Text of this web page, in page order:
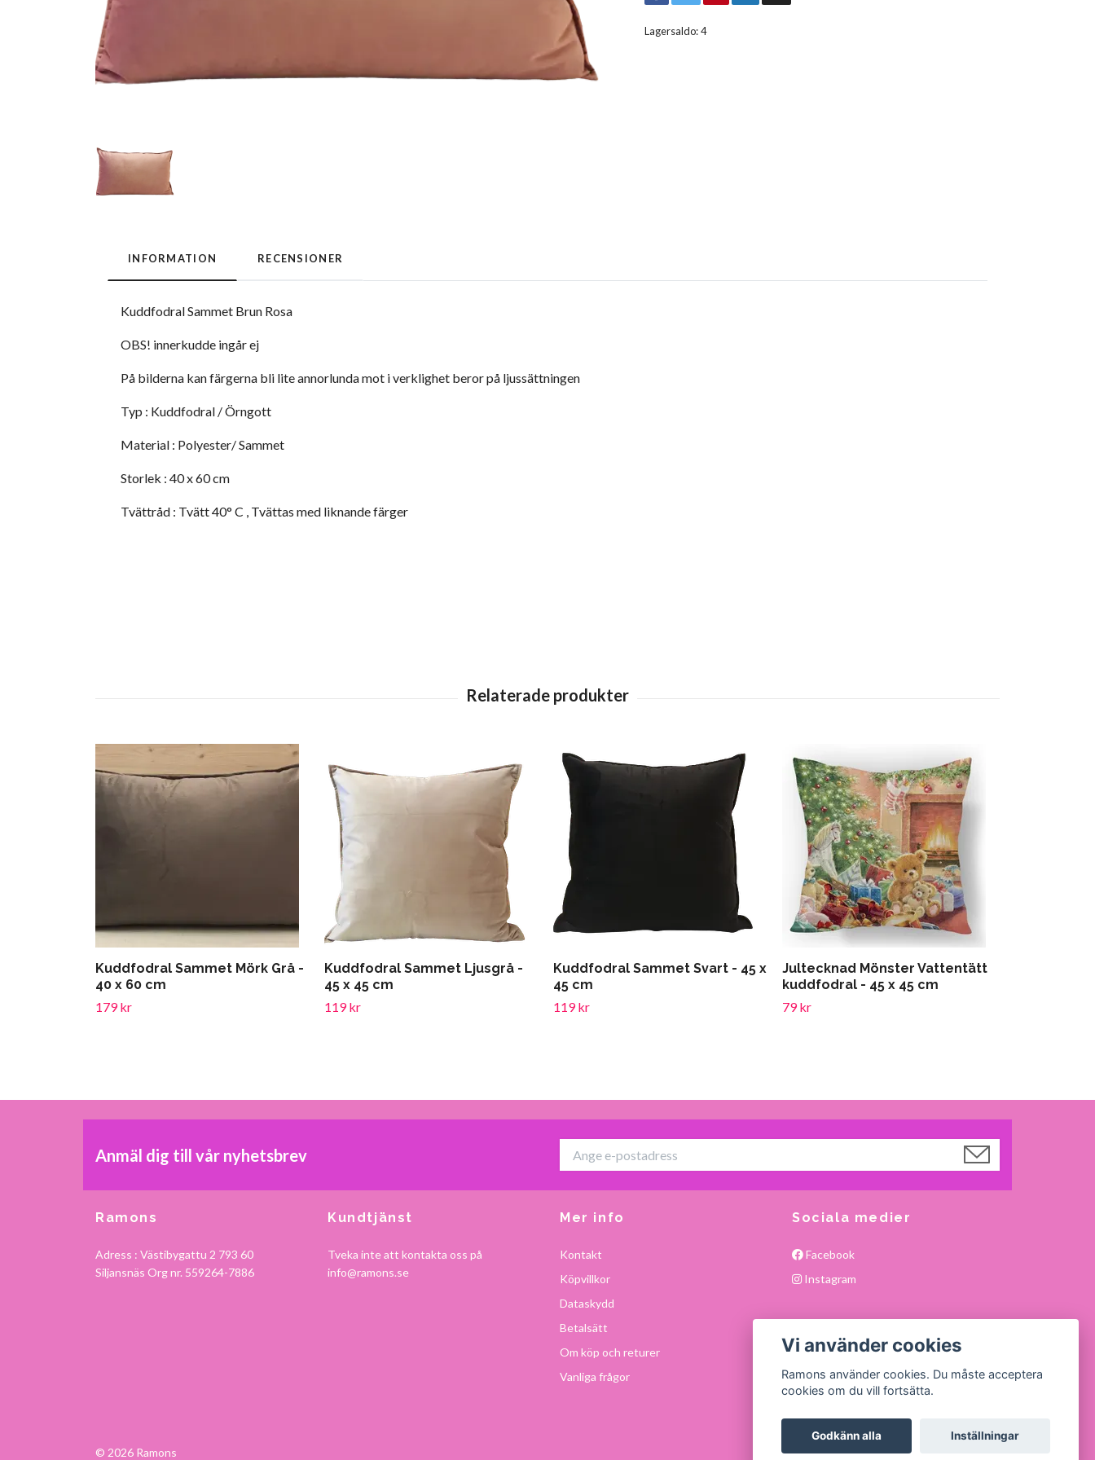
Lagersaldo:4
INFORMATION RECENSIONER
Kuddfodral Sammet Brun Rosa
OBS! innerkudde ingår ej
På bilderna kan färgerna bli lite annorlunda mot i verklighet beror på ljussättningen
Typ : Kuddfodral / Örngott
Material : Polyester/ Sammet
Storlek : 40 x 60 cm
Tvättråd : Tvätt 40° C , Tvättas med liknande färger
Kuddfodral Sammet Mörk Grå -
40 x 60 cm
179 kr
Kuddfodral Sammet Ljusgrå -
45 x 45 cm
119 kr
Kuddfodral Sammet Svart - 45 x
45 cm
119 kr
Jultecknad Mönster Vattentätt
kuddfodral - 45 x 45 cm
79 kr
Anmäl dig till vår nyhetsbrev
Ramons
Adress : Västibygattu 2 793 60
Siljansnäs Org nr. 559264-7886
Kundtjänst
Tveka inte att kontakta oss på
info@ramons.se
Mer info
Kontakt
Köpvillkor
Dataskydd
Betalsätt
Om köp och returer
Vanliga frågor
Sociala medier
Facebook
Instagram
© 2026 Ramons
Vi använder cookies
Ramons använder cookies. Du måste acceptera
cookies om du vill fortsätta.
Godkänn alla Inställningar